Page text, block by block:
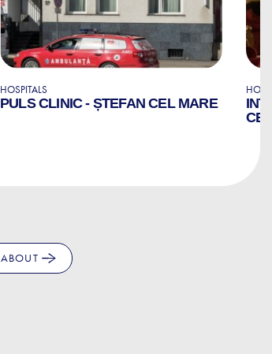
HOSPITALS
PULS CLINIC - ȘTEFAN CEL MARE
ABOUT